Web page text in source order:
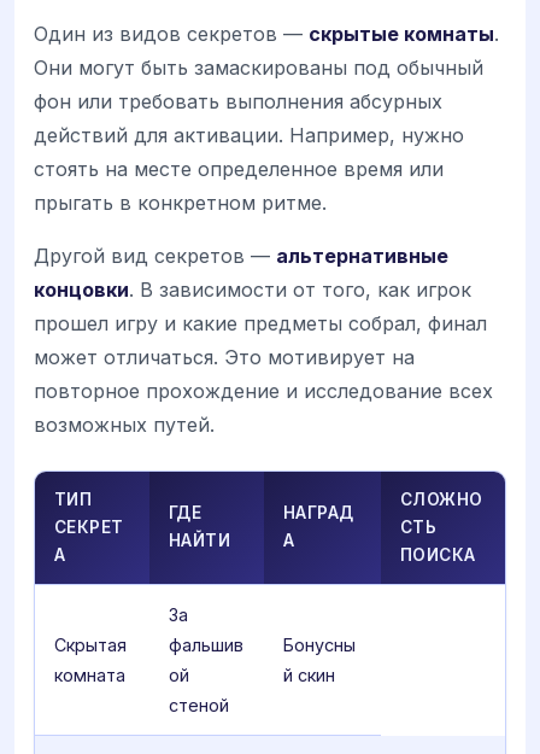
Один из видов секретов — скрытые комнаты.
Они могут быть замаскированы под обычный
фон или требовать выполнения абсурных
действий для активации. Например, нужно
стоять на месте определенное время или
прыгать в конкретном ритме.
Другой вид секретов — альтернативные
концовки. В зависимости от того, как игрок
прошел игру и какие предметы собрал, финал
может отличаться. Это мотивирует на
повторное прохождение и исследование всех
возможных путей.
ТИП
СЕКРЕТ
А
ГДЕ
НАЙТИ
НАГРАД
А
СЛОЖНО
СТЬ
ПОИСКА
Скрытая
комната
За
фальшив
ой
стеной
Бонусны
й скин